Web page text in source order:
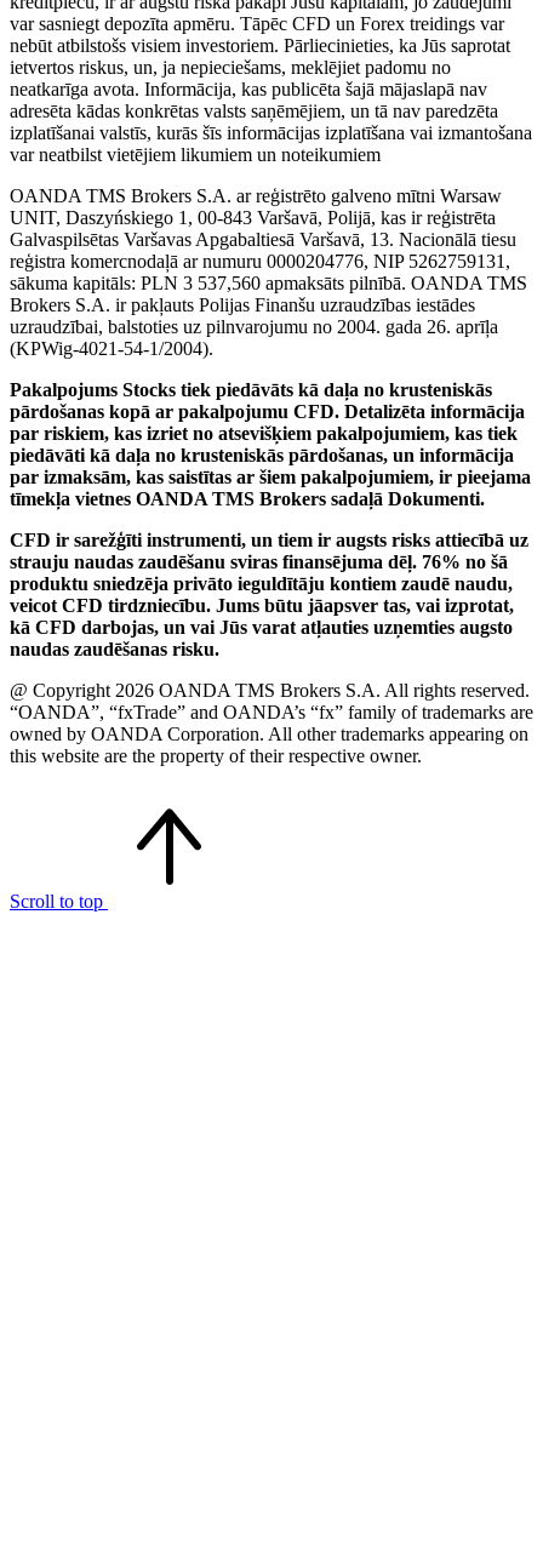
var sasniegt depozīta apmēru. Tāpēc CFD un Forex treidings var
nebūt atbilstošs visiem investoriem. Pārliecinieties, ka Jūs saprotat
ietvertos riskus, un, ja nepieciešams, meklējiet padomu no
neatkarīga avota. Informācija, kas publicēta šajā mājaslapā nav
adresēta kādas konkrētas valsts saņēmējiem, un tā nav paredzēta
izplatīšanai valstīs, kurās šīs informācijas izplatīšana vai izmantošana
var neatbilst vietējiem likumiem un noteikumiem
OANDA TMS Brokers S.A. ar reģistrēto galveno mītni Warsaw
UNIT, Daszyńskiego 1, 00-843 Varšavā, Polijā, kas ir reģistrēta
Galvaspilsētas Varšavas Apgabaltiesā Varšavā, 13. Nacionālā tiesu
reģistra komercnodaļā ar numuru 0000204776, NIP 5262759131,
sākuma kapitāls: PLN 3 537,560 apmaksāts pilnībā. OANDA TMS
Brokers S.A. ir pakļauts Polijas Finanšu uzraudzības iestādes
uzraudzībai, balstoties uz pilnvarojumu no 2004. gada 26. aprīļa
(KPWig-4021-54-1/2004).
Pakalpojums Stocks tiek piedāvāts kā daļa no krusteniskās
pārdošanas kopā ar pakalpojumu CFD. Detalizēta informācija
par riskiem, kas izriet no atsevišķiem pakalpojumiem, kas tiek
piedāvāti kā daļa no krusteniskās pārdošanas, un informācija
par izmaksām, kas saistītas ar šiem pakalpojumiem, ir pieejama
tīmekļa vietnes OANDA TMS Brokers sadaļā Dokumenti.
CFD ir sarežģīti instrumenti, un tiem ir augsts risks attiecībā uz
strauju naudas zaudēšanu sviras finansējuma dēļ. 76% no šā
produktu sniedzēja privāto ieguldītāju kontiem zaudē naudu,
veicot CFD tirdzniecību. Jums būtu jāapsver tas, vai izprotat,
kā CFD darbojas, un vai Jūs varat atļauties uzņemties augsto
naudas zaudēšanas risku.
@ Copyright 2026 OANDA TMS Brokers S.A. All rights reserved.
“OANDA”, “fxTrade” and OANDA’s “fx” family of trademarks are
owned by OANDA Corporation. All other trademarks appearing on
this website are the property of their respective owner.
Scroll to top